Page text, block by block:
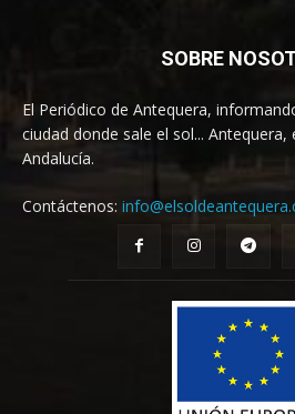
SOBRE
El Periódico de Antequera,
ciudad donde sale el sol... Antequera,
Andalucía.
Contáctenos: